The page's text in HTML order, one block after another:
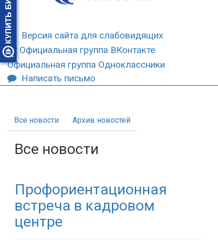
Версия сайта для слабовидящих
Официальная группа ВКонтакте
Официальная группа Одноклассники
Написать письмо
Все новости Архив новостей
Все новости
Профориентационная
встреча в кадровом
центре